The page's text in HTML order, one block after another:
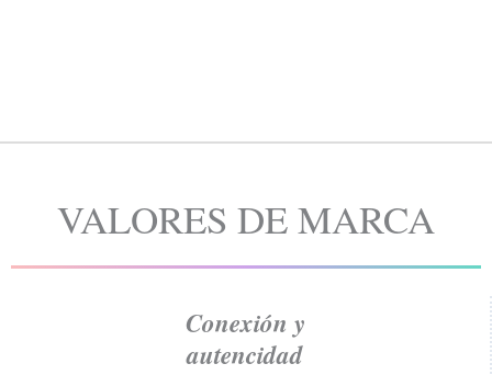
VALORES DE MARCA
Conexión y
autencidad